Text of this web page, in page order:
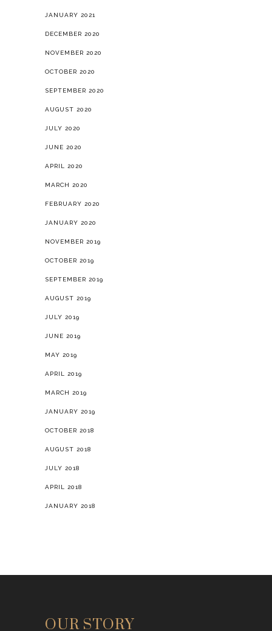
JANUARY 2021
DECEMBER 2020
NOVEMBER 2020
OCTOBER 2020
SEPTEMBER 2020
AUGUST 2020
JULY 2020
JUNE 2020
APRIL 2020
MARCH 2020
FEBRUARY 2020
JANUARY 2020
NOVEMBER 2019
OCTOBER 2019
SEPTEMBER 2019
AUGUST 2019
JULY 2019
JUNE 2019
MAY 2019
APRIL 2019
MARCH 2019
JANUARY 2019
OCTOBER 2018
AUGUST 2018
JULY 2018
APRIL 2018
JANUARY 2018
OUR STORY